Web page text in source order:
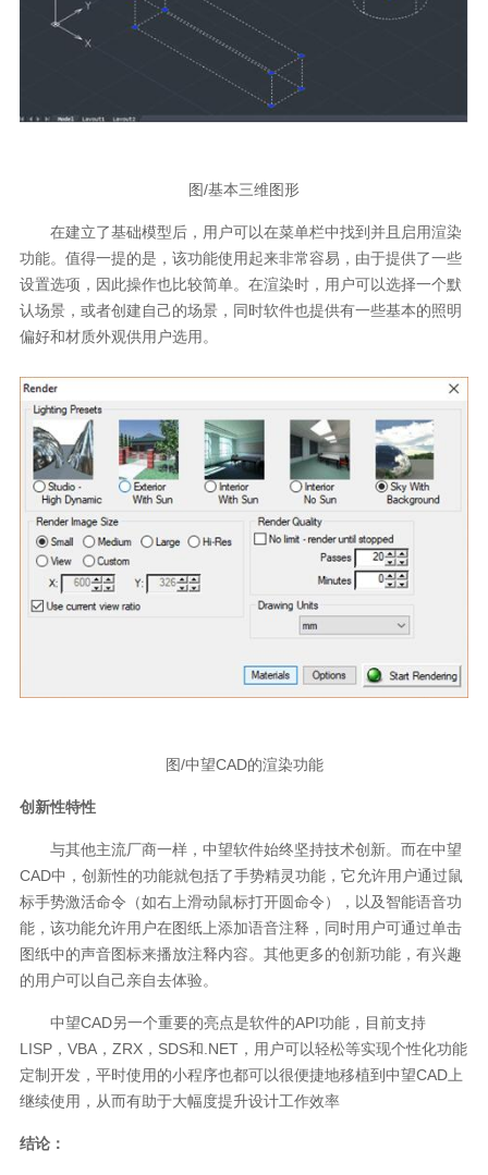
图/基本三维图形
在建立了基础模型后，用户可以在菜单栏中找到并且启用渲染
功能。值得一提的是，该功能使用起来非常容易，由于提供了一些
设置选项，因此操作也比较简单。在渲染时，用户可以选择一个默
认场景，或者创建自己的场景，同时软件也提供有一些基本的照明
偏好和材质外观供用户选用。
图/中望CAD的渲染功能
创新性特性
与其他主流厂商一样，中望软件始终坚持技术创新。而在中望
CAD中，创新性的功能就包括了手势精灵功能，它允许用户通过鼠
标手势激活命令（如右上滑动鼠标打开圆命令），以及智能语音功
能，该功能允许用户在图纸上添加语音注释，同时用户可通过单击
图纸中的声音图标来播放注释内容。其他更多的创新功能，有兴趣
的用户可以自己亲自去体验。
中望CAD另一个重要的亮点是软件的API功能，目前支持
LISP，VBA，ZRX，SDS和.NET，用户可以轻松等实现个性化功能
定制开发，平时使用的小程序也都可以很便捷地移植到中望CAD上
继续使用，从而有助于大幅度提升设计工作效率
结论：